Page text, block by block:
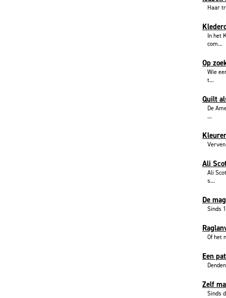
Haar
In het
com...
Op
Wie
t...
Quilt
De
...
Ali
Ali
s...
De
Sinds
Of het
Een
Zelf
Sinds